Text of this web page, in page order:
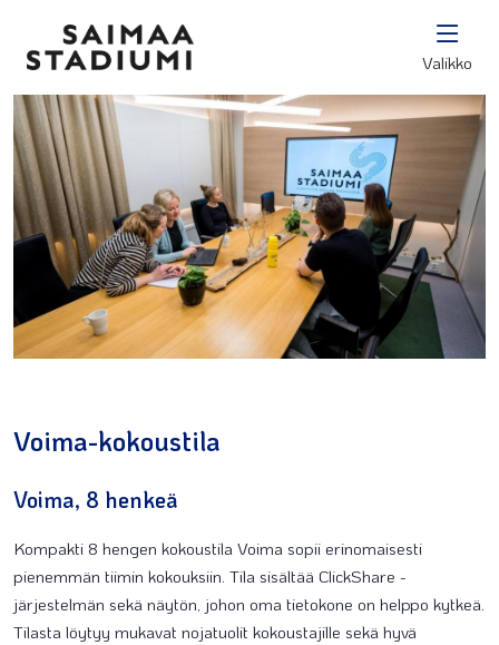
Valikko
Voima-kokoustila
Voima, 8 henkeä
Kompakti 8 hengen kokoustila Voima sopii erinomaisesti
pienemmän tiimin kokouksiin. Tila sisältää ClickShare -
järjestelmän sekä näytön, johon oma tietokone on helppo kytkeä.
Tilasta löytyy mukavat nojatuolit kokoustajille sekä hyvä